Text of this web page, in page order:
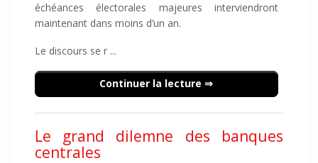
échéances électorales majeures interviendront
maintenant dans moins d’un an.
Le discours se r ...
Continuer la lecture
Le grand dilemne des banques
centrales